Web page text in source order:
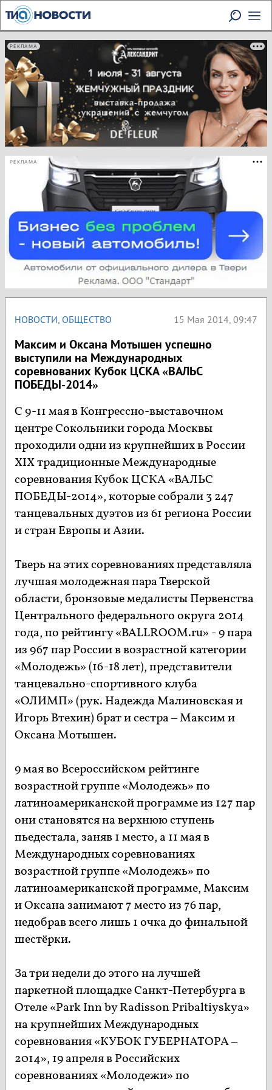
РЕКЛАМА
РЕКЛАМА
НОВОСТИ, ОБЩЕСТВО 15 Мая 2014, 09:47
Максим и Оксана Мотышен успешно
выступили на Международных
соревнованих Кубок ЦСКА «ВАЛЬС
ПОБЕДЫ-2014»
С 9-11 мая в Конгрессно-выставочном
центре Сокольники города Москвы
проходили одни из крупнейших в России
XIX традиционные Международные
соревнования Кубок ЦСКА «ВАЛЬС
ПОБЕДЫ-2014», которые собрали 3 247
танцевальных дуэтов из 61 региона России
и стран Европы и Азии.
Тверь на этих соревнованиях представляла
лучшая молодежная пара Тверской
области, бронзовые медалисты Первенства
Центрального федерального округа 2014
года, по рейтингу «BALLROOM.ru» - 9 пара
из 967 пар России в возрастной категории
«Молодежь» (16-18 лет), представители
танцевально-спортивного клуба
«ОЛИМП» (рук. Надежда Малиновская и
Игорь Втехин) брат и сестра – Максим и
Оксана Мотышен.
9 мая во Всероссийском рейтинге
возрастной группе «Молодежь» по
латиноамериканской программе из 127 пар
они становятся на верхнюю ступень
пьедестала, заняв 1 место, а 11 мая в
Международных соревнованиях
возрастной группе «Молодежь» по
латиноамериканской программе, Максим
и Оксана занимают 7 место из 76 пар,
недобрав всего лишь 1 очка до финальной
шестёрки.
За три недели до этого на лучшей
паркетной площадке Санкт-Петербурга в
Отеле «Park Inn by Radisson Pribaltiyskya»
на крупнейших Международных
соревнования «КУБОК ГУБЕРНАТОРА –
2014», 19 апреля в Российских
соревнованиях «Молодежи» по